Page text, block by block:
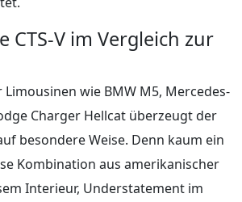
CTS-V im Vergleich zur
wie BMW M5, Mercedes-
Charger Hellcat überzeugt der
besondere Weise. Denn kaum ein
Kombination aus amerikanischer
Interieur, Understatement im